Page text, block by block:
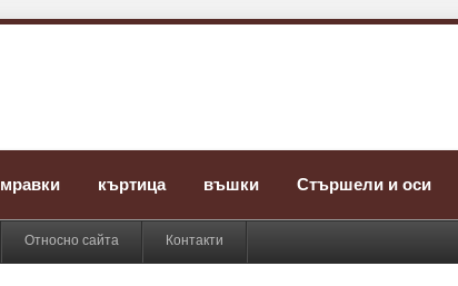
мравки къртица въшки Стършели и оси
Относно сайта Контакти